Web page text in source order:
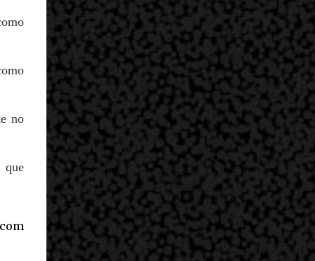
no
uma cirurgia de redesignação sexual aos 18
anos, mas sua identidade transgênero só se
tornou publica quando ela posou na revista
e lançou sua biografia 'Femme' , publicada
em 2018. "Eu vivi muito tempo sem falar
que era transgênero, Eu namorei muito e
quase esqueci. Eu ti...